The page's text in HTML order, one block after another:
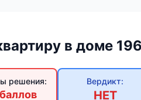
в доме
решения: Вердикт:
НЕТ